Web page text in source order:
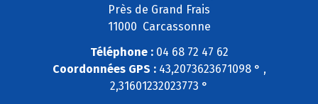
Près de Grand Frais
11000 Carcassonne
Téléphone :04 68 72 47 62
Coordonnées GPS :43,2073623671098 ° ,
2,31601232023773 °